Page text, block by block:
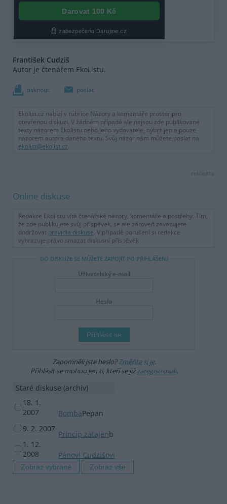
František Cudziš
Autor je čtenářem EkoListu.
tisknout poslat
Ekolist.cz nabízí v rubrice Názory a komentáře prostor pro
otevřenou diskuzi. V žádném případě ale nejsou zde publikované
texty názorem Ekolistu nebo jeho vydavatele, nýbrž jen a pouze
názorem autora daného textu. Svůj názor nám můžete poslat na
ekolist@ekolist.cz.
reklama
Online diskuse
Redakce Ekolistu vítá čtenářské názory, komentáře a postřehy. Tím,
že zde publikujete svůj příspěvek, se ale zároveň zavazujete
dodržovat pravidla diskuse. V případě porušení si redakce
vyhrazuje právo smazat diskusní příspěvěk
DO DISKUZE SE MŮŽETE ZAPOJIT PO PŘIHLÁŠENÍ
Uživatelský e-mail
Heslo
Zapomněli jste heslo?Změňte si je.
Přihlásit se mohou jen ti, kteří se jižzaregistrovali.
Staré diskuse (archiv)
18. 1.
2007
BombaPepan
9. 2. 2007
Princip zatajenb
1. 12.
2008
Pánovi Cudzišovi